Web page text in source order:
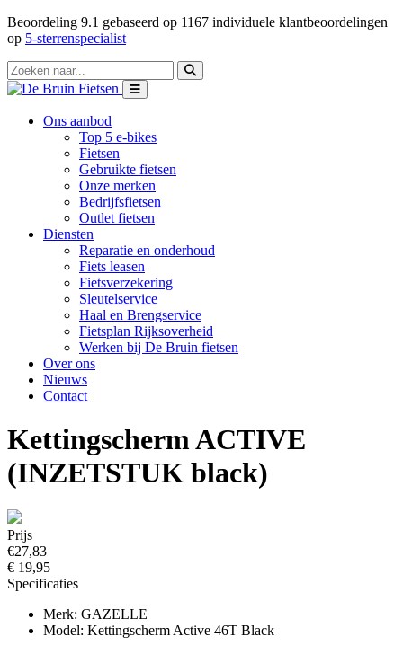
Beoordeling 9.1 gebaseerd op 1167 individuele klantbeoordelingen
op 5-sterrenspecialist
Ons aanbod
Top 5 e-bikes
Fietsen
Gebruikte fietsen
Onze merken
Bedrijfsfietsen
Outlet fietsen
Diensten
Reparatie en onderhoud
Fiets leasen
Fietsverzekering
Sleutelservice
Haal en Brengservice
Fietsplan Rijksoverheid
Werken bij De Bruin fietsen
Over ons
Nieuws
Contact
Kettingscherm ACTIVE
(INZETSTUK black)
Prijs
€27,83
€ 19,95
Specificaties
Merk: GAZELLE
Model: Kettingscherm Active 46T Black